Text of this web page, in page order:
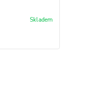
Skladem